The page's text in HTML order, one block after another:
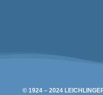
© 1924 – 2024